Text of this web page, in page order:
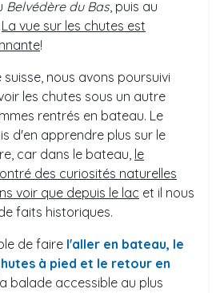
Belvédère du Bas, puis au
La vue sur les chutes est
!
nous avons poursuivi
les chutes sous un autre
rentrés en bateau. Le
d'en apprendre plus sur le
car dans le bateau, le
des curiosités naturelles
voir que depuis le lac et il nous
faits historiques.
de faire l'aller en bateau, le
à pied et le retour en
balade accessible au plus